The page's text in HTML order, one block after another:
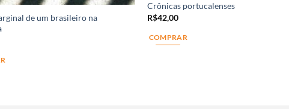
de um brasileiro na
Crônicas portucalenses
R$42,00
COMPRAR